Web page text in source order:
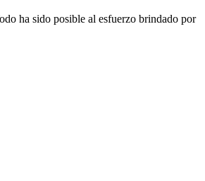
ha sido posible al esfuerzo brindado por